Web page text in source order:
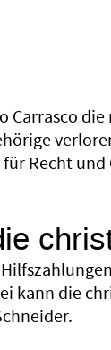
Carrasco
Recht
kann die